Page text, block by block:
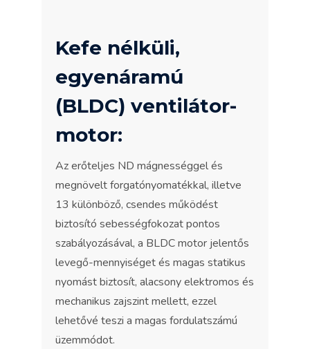
Kefe nélküli,
egyenáramú
(BLDC) ventilátor-
motor:
Az erőteljes ND mágnességgel és
megnövelt forgatónyomatékkal, illetve
13 különböző, csendes működést
biztosító sebességfokozat pontos
szabályozásával, a BLDC motor jelentős
levegő-mennyiséget és magas statikus
nyomást biztosít, alacsony elektromos és
mechanikus zajszint mellett, ezzel
lehetővé teszi a magas fordulatszámú
üzemmódot.